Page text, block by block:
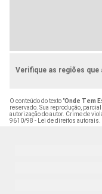
Verifique as regiões que
O conteúdo do texto "Onde Tem
reservado. Sua reprodução,
autorização do autor. Crime de
9610/98 - Lei de direitos autorais